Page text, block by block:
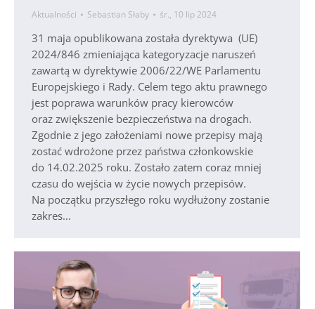
Aktualności Sebastian Słaby śr., 10 lip 2024
31 maja opublikowana została dyrektywa (UE)
2024/846 zmieniająca kategoryzacje naruszeń
zawartą w dyrektywie 2006/22/WE Parlamentu
Europejskiego i Rady. Celem tego aktu prawnego
jest poprawa warunków pracy kierowców
oraz zwiększenie bezpieczeństwa na drogach.
Zgodnie z jego założeniami nowe przepisy mają
zostać wdrożone przez państwa członkowskie
do 14.02.2025 roku. Zostało zatem coraz mniej
czasu do wejścia w życie nowych przepisów.
Na początku przyszłego roku wydłużony zostanie
zakres…